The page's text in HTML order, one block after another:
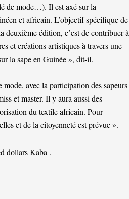
de mode…). Il est axé sur la
et africain. L’objectif spécifique de
deuxième édition, c’est de contribuer à
et créations artistiques à travers une
la sape en Guinée », dit-il.
avec la participation des sapeurs
et master. Il y aura aussi des
du textile africain. Pour
et de la citoyenneté est prévue ».
dollars Kaba .